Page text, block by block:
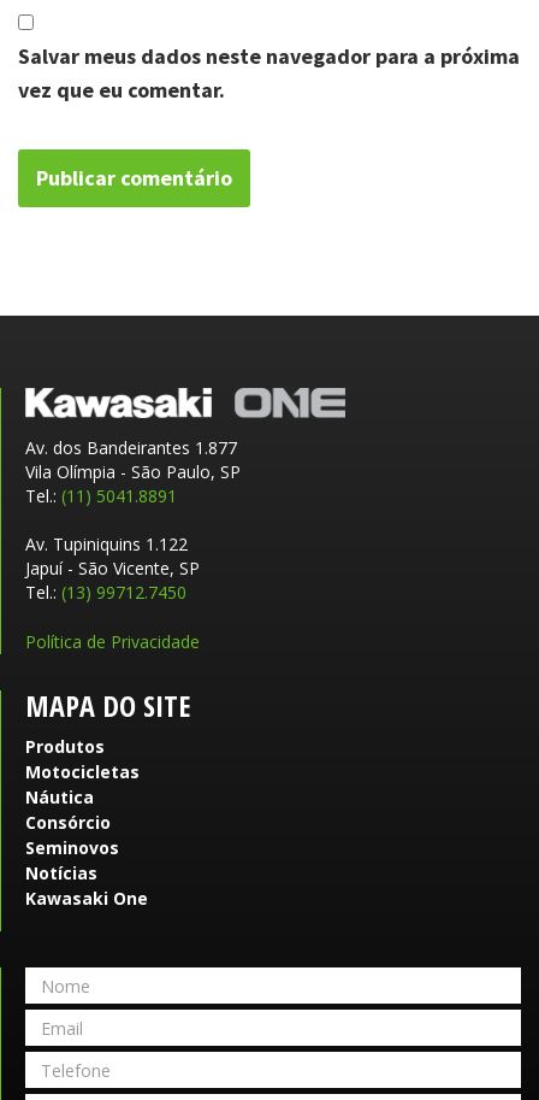
Salvar meus dados neste navegador para a próxima
vez que eu comentar.
Av. dos Bandeirantes 1.877
Vila Olímpia - São Paulo, SP
Tel.: (11) 5041.8891
Av. Tupiniquins 1.122
Japuí - São Vicente, SP
Tel.: (13) 99712.7450
Política de Privacidade
MAPA DO SITE
Produtos
Motocicletas
Náutica
Consórcio
Seminovos
Notícias
Kawasaki One